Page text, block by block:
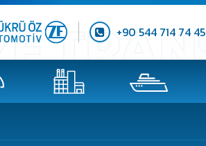
+90 544 714 74 45